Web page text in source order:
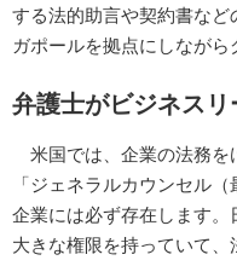
する法的助言や契約書な
ガポールを拠点にしながら
弁護士がビジネス
米国では、企業の法務を
「ジェネラルカウンセル
企業には必ず存在します
大きな権限を持っていて